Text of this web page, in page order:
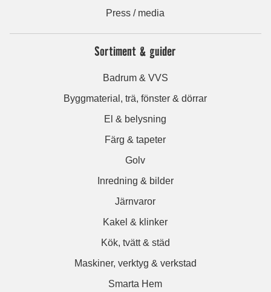
Press / media
Sortiment & guider
Badrum & VVS
Byggmaterial, trä, fönster & dörrar
El & belysning
Färg & tapeter
Golv
Inredning & bilder
Järnvaror
Kakel & klinker
Kök, tvätt & städ
Maskiner, verktyg & verkstad
Smarta Hem